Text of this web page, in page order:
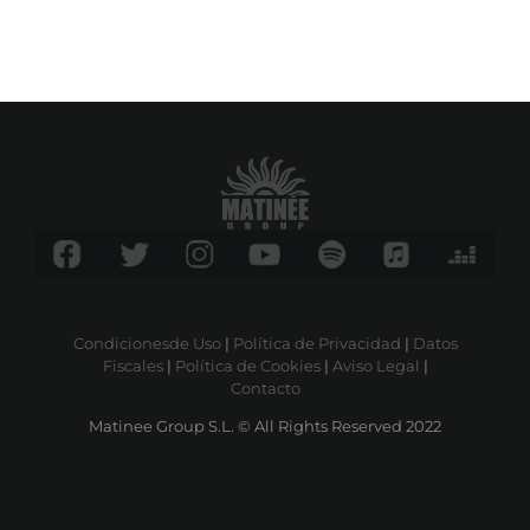
Condicionesde Uso| Política de Privacidad | Datos
Fiscales| Política de Cookies| Aviso Legal |
Contacto
Matinee Group S.L. © All Rights Reserved 2022